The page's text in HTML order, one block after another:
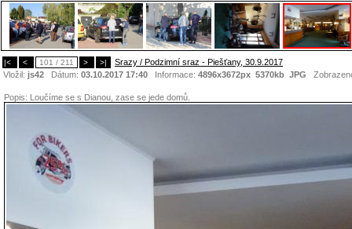
|< < 101 / 211 > >|
Srazy / Podzimní sraz - Piešťany, 30.9.2017
Vložil: js42 Dátum: 03.10.2017 17:40 Informace: 4896x3672px 5370kb JPG
Popis: Loučíme se s Dianou, zase se jede domů.